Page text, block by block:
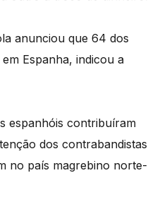
anunciou que 64 dos
Espanha, indicou a
espanhóis contribuíram
dos contrabandistas
no país magrebino norte-